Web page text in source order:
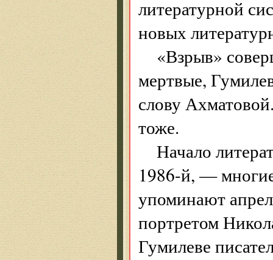
литературной
новых
«Взрыв»
мертвые,
слову
тоже.
Начало
1986-й, —
упоминают
портретом
Гумилеве